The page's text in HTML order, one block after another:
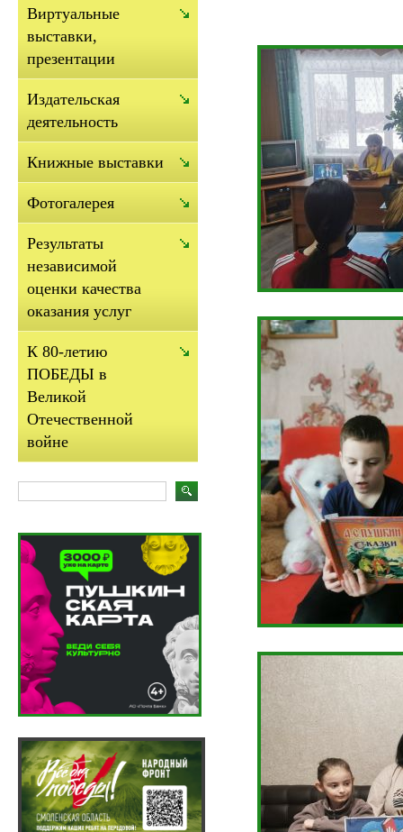
Виртуальные
выставки,
презентации
Издательская
деятельность
Книжные выставки
Фотогалерея
Результаты
независимой
оценки качества
оказания услуг
К 80-летию
ПОБЕДЫ в
Великой
Отечественной
войне